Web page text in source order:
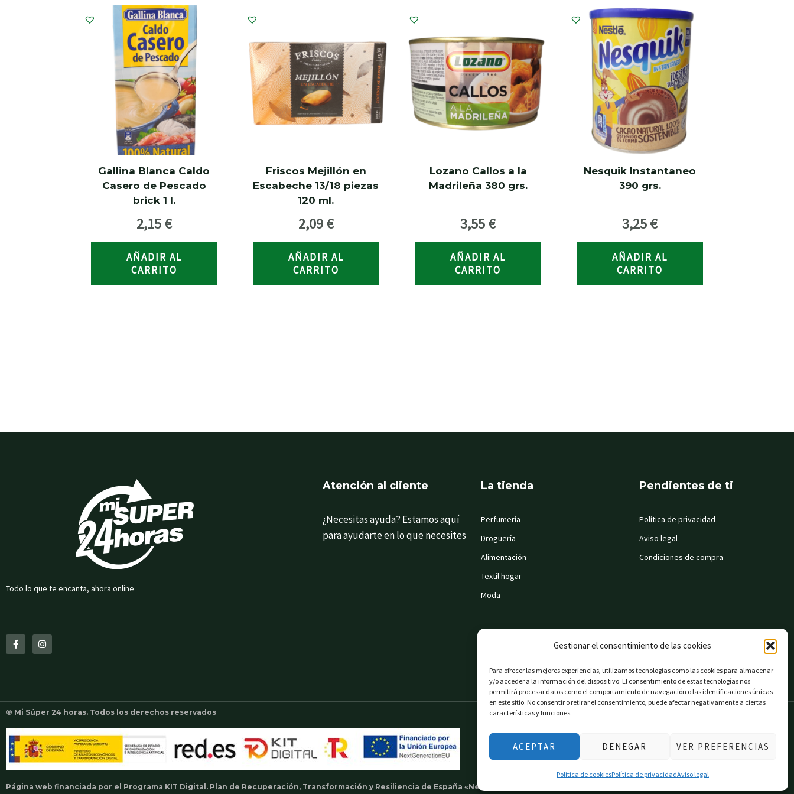
Gestionar el consentimiento de las cookies
Para ofrecer las mejores experiencias, utilizamos tecnologías como las cookies para almacenar
y/o acceder a la información del dispositivo. El consentimiento de estas tecnologías nos
permitirá procesar datos como el comportamiento de navegación o las identificaciones únicas
en este sitio. No consentir o retirar el consentimiento, puede afectar negativamente a ciertas
características y funciones.
ACEPTAR DENEGAR VER PREFERENCIAS
Política de cookiesPolítica de privacidadAviso legal
Gallina Blanca Caldo
Casero de Pescado
brick 1 l.
2,15€
AÑADIR AL
CARRITO
Friscos Mejillón en
Escabeche 13/18 piezas
120 ml.
2,09€
AÑADIR AL
CARRITO
Lozano Callos a la
Madrileña 380 grs.
3,55€
AÑADIR AL
CARRITO
Nesquik Instantaneo
390 grs.
3,25€
AÑADIR AL
CARRITO
Todo lo que te encanta, ahora online
a
c
e
n
s
t
Atención al cliente
¿Necesitas ayuda? Estamos aquí
para ayudarte en lo que necesites
La tienda
Perfumería
Droguería
Alimentación
Textil hogar
Moda
Pendientes de ti
Política de privacidad
Aviso legal
Condiciones de compra
© Mi Súper 24 horas. Todos los derechos reservados
Página web financiada por el Programa KIT Digital. Plan de Recuperación, Transformación y Resiliencia de España «Next Generation EU».